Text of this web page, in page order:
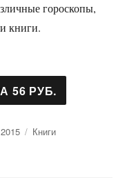
гороскопы,
книги.
Рубрики
Книги